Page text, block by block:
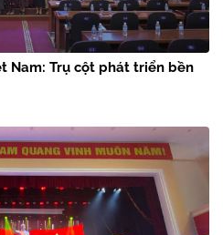
Nam: Trụ cột phát triển bền